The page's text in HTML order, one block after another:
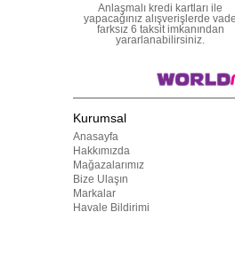
Anlaşmalı kredi kartları ile
yapacağınız alışverişlerde vade
farksız 6 taksit imkanından
yararlanabilirsiniz.
Kurumsal
Anasayfa
Hakkımızda
Mağazalarımız
Bize Ulaşın
Markalar
Havale Bildirimi